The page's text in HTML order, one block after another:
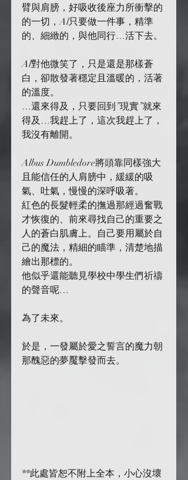
臂與肩膀，好吸收後座力所衝擊的
的一切，Al只要做一件事，精準
的、細緻的，與他同行…活下去。
Al對他微笑了，只是還是那樣蒼
白，卻散發著穩定且溫暖的，活著
的溫度。
…還來得及，只要回到”現實”就來
得及…我趕上了，這次我趕上了，
我沒有離開。
Albus Dumbledore將頭靠同樣強大
且能信任的人肩膀中，緩緩的吸
氣、吐氣，慢慢的深呼吸著。
紅色的長髮輕柔的撫過那經過奮戰
才恢復的、前來尋找自己的重要之
人的蒼白肌膚上。自己要用屬於自
己的魔法，精細的瞄準，清楚地描
繪出那標的。
他似乎還能聽見學校中學生們祈禱
的聲音呢…
為了未來。
於是，一發屬於愛之誓言的魔力朝
那醜惡的夢魘擊發而去。
**此處皆恕不附上全本，小心沒壞